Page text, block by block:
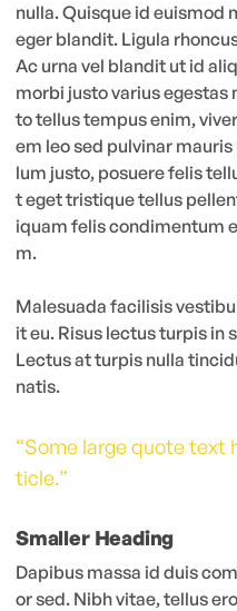
nulla. Quisque id euismod
eger blandit. Ligula
Ac urna vel blandit ut id
morbi justo varius egestas
to tellus tempus enim,
em leo sed pulvinar
lum justo, posuere felis
t eget tristique tellus
iquam felis condimentum
m.
Malesuada facilisis
it eu. Risus lectus turpis
Lectus at turpis nulla
natis.
“Some large quote text
ticle.”
Smaller Heading
Dapibus massa id duis
or sed. Nibh vitae, tellus